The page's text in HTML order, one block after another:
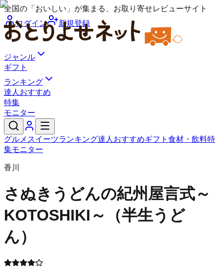
全国の「おいしい」が集まる、お取り寄せレビューサイト
ログイン
新規登録
ジャンル
ギフト
ランキング
達人おすすめ
特集
モニター
グルメ スイーツランキング達人おすすめギフト 食材・飲料特
集モニター
香川
さぬきうどんの紀州屋言式～
KOTOSHIKI～（半生うど
ん）